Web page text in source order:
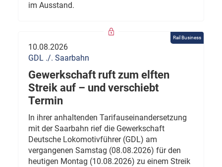
im Ausstand.
Rail Business
10.08.2026
GDL ./. Saarbahn
Gewerkschaft ruft zum elften
Streik auf – und verschiebt
Termin
In ihrer anhaltenden Tarifauseinandersetzung
mit der Saarbahn rief die Gewerkschaft
Deutsche Lokomotivführer (GDL) am
vergangenen Samstag (08.08.2026) für den
heutigen Montag (10.08.2026) zu einem Streik